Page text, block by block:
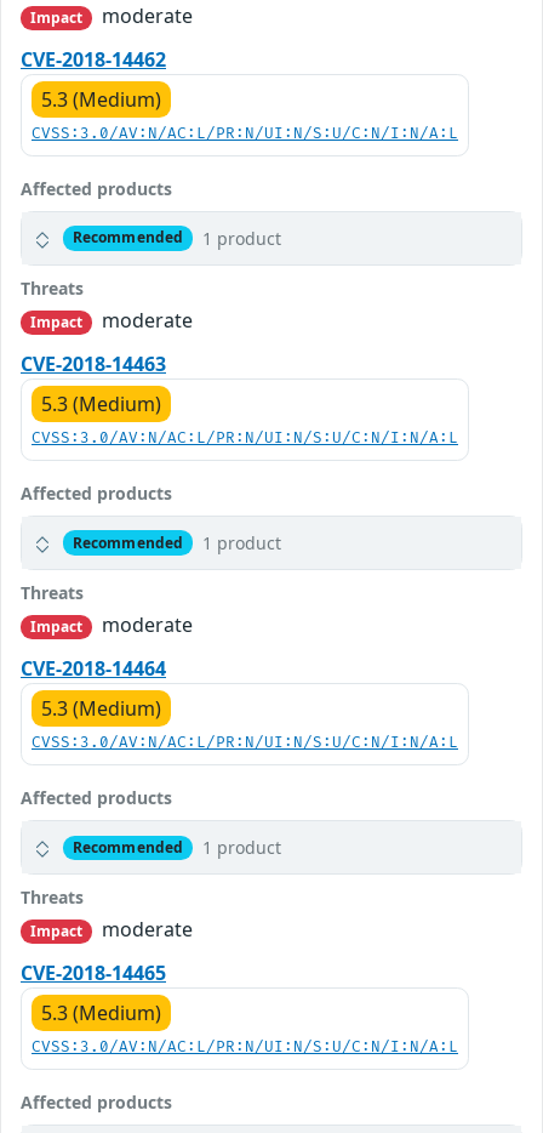
Impact
moderate
CVE-2018-14462
5.3 (Medium)
CVSS:3.0/AV:N/AC:L/PR:N/UI:N/S:U/C:N/I:N/A:L
Affected products
Recommended 1 product
Threats
Impact
moderate
CVE-2018-14463
5.3 (Medium)
CVSS:3.0/AV:N/AC:L/PR:N/UI:N/S:U/C:N/I:N/A:L
Affected products
Recommended 1 product
Threats
Impact
moderate
CVE-2018-14464
5.3 (Medium)
CVSS:3.0/AV:N/AC:L/PR:N/UI:N/S:U/C:N/I:N/A:L
Affected products
Recommended 1 product
Threats
Impact
moderate
CVE-2018-14465
5.3 (Medium)
CVSS:3.0/AV:N/AC:L/PR:N/UI:N/S:U/C:N/I:N/A:L
Affected products